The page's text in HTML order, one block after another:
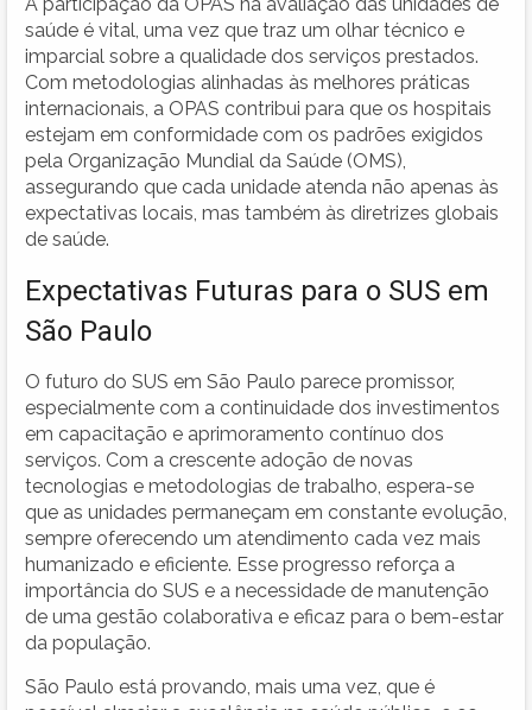
saúde é vital, uma vez que traz um olhar técnico e
imparcial sobre a qualidade dos serviços prestados.
Com metodologias alinhadas às melhores práticas
internacionais, a OPAS contribui para que os hospitais
estejam em conformidade com os padrões exigidos
pela Organização Mundial da Saúde (OMS),
assegurando que cada unidade atenda não apenas às
expectativas locais, mas também às diretrizes globais
de saúde.
Expectativas Futuras para o SUS em
São Paulo
O futuro do SUS em São Paulo parece promissor,
especialmente com a continuidade dos investimentos
em capacitação e aprimoramento contínuo dos
serviços. Com a crescente adoção de novas
tecnologias e metodologias de trabalho, espera-se
que as unidades permaneçam em constante evolução,
sempre oferecendo um atendimento cada vez mais
humanizado e eficiente. Esse progresso reforça a
importância do SUS e a necessidade de manutenção
de uma gestão colaborativa e eficaz para o bem-estar
da população.
São Paulo está provando, mais uma vez, que é